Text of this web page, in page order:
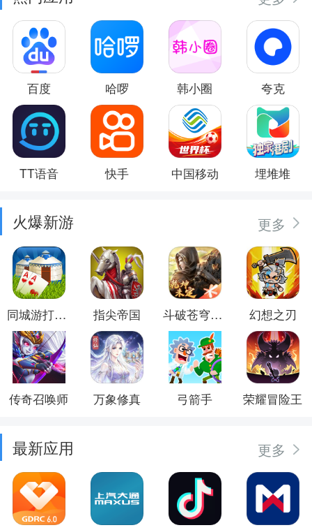
百度 哈啰 韩小圈 夸克
TT语音 快手 中国移动 埋堆堆
火爆新游 更多
同城游打大尖 指尖帝国 斗破苍穹：异火重燃 幻想之刃
传奇召唤师 万象修真 弓箭手 荣耀冒险王
最新应用 更多